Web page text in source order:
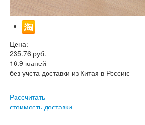
Цена:
235.76 руб.
16.9 юаней
без учета доставки из Китая в Россию
Рассчитать
стоимость доставки